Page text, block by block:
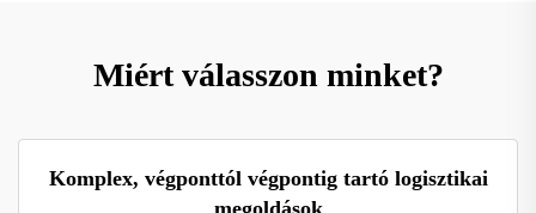
Miért válasszon minket?
Komplex, végponttól végpontig tartó logisztikai